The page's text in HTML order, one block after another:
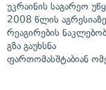
უკრაინის საგარეო
2008 წლის აგრესიაზე
რეაგირების
გზა გაუხსნა
ფართომასშტაბიან